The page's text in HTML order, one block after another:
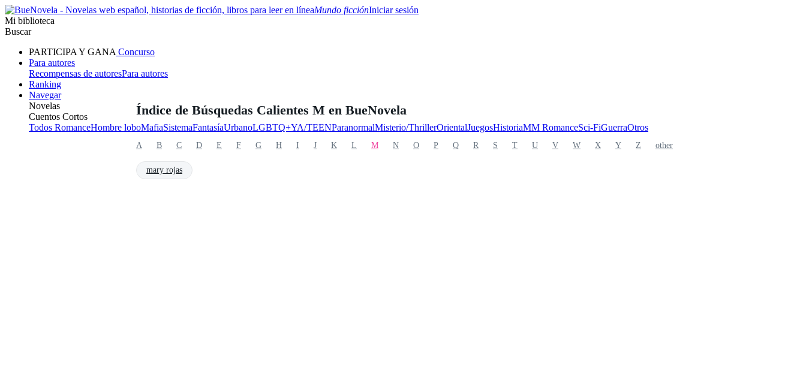
Mundo ficciónIniciar sesión
Mi biblioteca
Buscar
PARTICIPA Y GANA Concurso
Para autores
Recompensas de autoresPara autores
Ranking
Navegar
Novelas
Cuentos Cortos
Todos RomanceHombre loboMafiaSistemaFantasíaUrbanoLGBTQ+YA/TEENParanormalMisterio/ThrillerOrientalJuegosHistoriaMM RomanceSci-FiGuerraOtros
Índice de Búsquedas Calientes M en BueNovela
A B C D E F G H I J K L M N O P Q R S T U V W X Y Z other
mary rojas